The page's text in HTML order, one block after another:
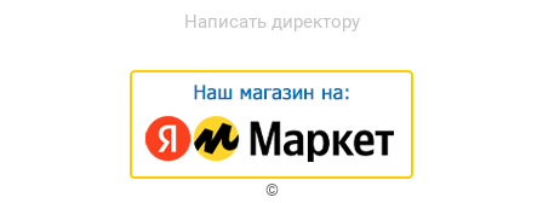
Написать директору
©